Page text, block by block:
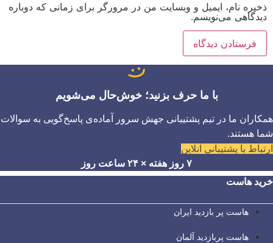
ذخیره نام، ایمیل و وبسایت من در مرورگر برای زمانی که دوباره
دیدگاهی می‌نویسم.
با ما حرف بزنید؛ خوش‌حال می‌شویم
همکاران ما در تیم پشتیبانی جهش سرور آماده‌ی پاسخ‌گویی به سوالات
شما هستند.
ارتباط با پشتیبانی آنلاین
۷ روز هفته × ۲۴ ساعت روز
خرید هاست
هاست پر بازدید ایران
هاست پربازدید آلمان